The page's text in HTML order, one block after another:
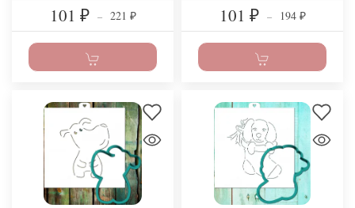
101 ₽ – 221 ₽ 101 ₽ – 194 ₽